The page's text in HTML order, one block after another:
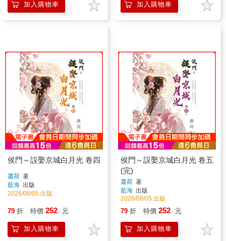
加入購物車 加入購物車
侯門～誤娶京城白月光 卷四
蕭荷 著
藍海 出版
2026/08/05 出版
79 折 特價 252 元
加入購物車
侯門～誤娶京城白月光 卷五
(完)
蕭荷 著
藍海 出版
2026/08/05 出版
79 折 特價 252 元
加入購物車